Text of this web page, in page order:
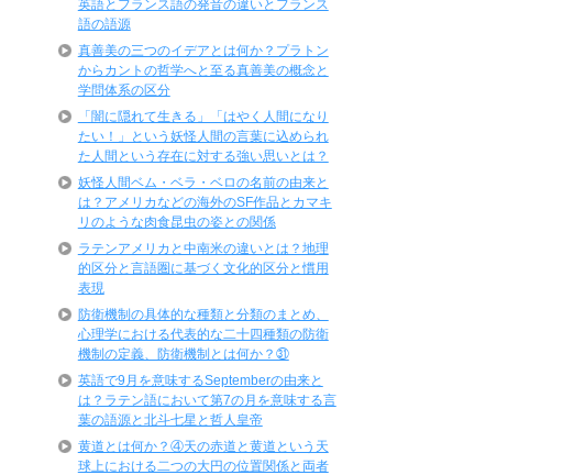
英語とフランス語の発音の違いとフランス
語の語源
真善美の三つのイデアとは何か？プラトン
からカントの哲学へと至る真善美の概念と
学問体系の区分
「闇に隠れて生きる」「はやく人間になり
たい！」という妖怪人間の言葉に込められ
た人間という存在に対する強い思いとは？
妖怪人間ベム・ベラ・ベロの名前の由来と
は？アメリカなどの海外のSF作品とカマキ
リのような肉食昆虫の姿との関係
ラテンアメリカと中南米の違いとは？地理
的区分と言語圏に基づく文化的区分と慣用
表現
防衛機制の具体的な種類と分類のまとめ、
心理学における代表的な二十四種類の防衛
機制の定義、防衛機制とは何か？㉛
英語で9月を意味するSeptemberの由来と
は？ラテン語において第7の月を意味する言
葉の語源と北斗七星と哲人皇帝
黄道とは何か？④天の赤道と黄道という天
球上における二つの大円の位置関係と両者